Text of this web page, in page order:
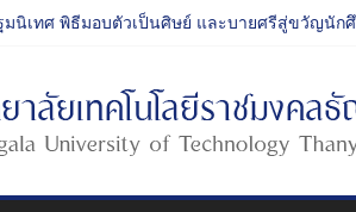
นิเทศ พิธีมอบตัวเป็นศิษย์ และบายศรีสู่ขวัญนัก
เข้าคณะศิลปกรรมศาสตร์ “โยนลูกรักษ์”
มนิเทศ พิธีมอบตัวเป็นศิษย์ และบายศรีสู่ขวัญนักศึ